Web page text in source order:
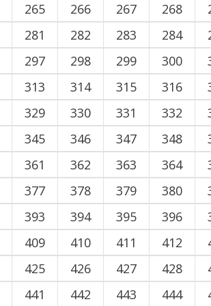
265 266 267 268
281 282 283 284
297 298 299 300
313 314 315 316
329 330 331 332
345 346 347 348
361 362 363 364
377 378 379 380
393 394 395 396
409 410 411 412
425 426 427 428
441 442 443 444